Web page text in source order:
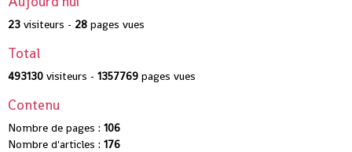
23 visiteurs - 28 pages vues
Total
493130 visiteurs - 1357769 pages vues
Contenu
Nombre de pages : 106
Nombre d'articles : 176